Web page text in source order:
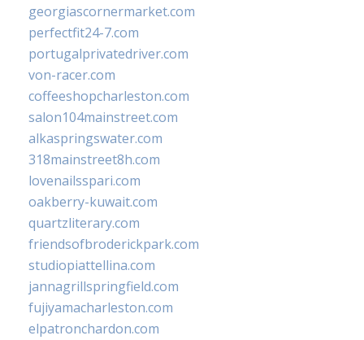
georgiascornermarket.com
perfectfit24-7.com
portugalprivatedriver.com
von-racer.com
coffeeshopcharleston.com
salon104mainstreet.com
alkaspringswater.com
318mainstreet8h.com
lovenailsspari.com
oakberry-kuwait.com
quartzliterary.com
friendsofbroderickpark.com
studiopiattellina.com
jannagrillspringfield.com
fujiyamacharleston.com
elpatronchardon.com